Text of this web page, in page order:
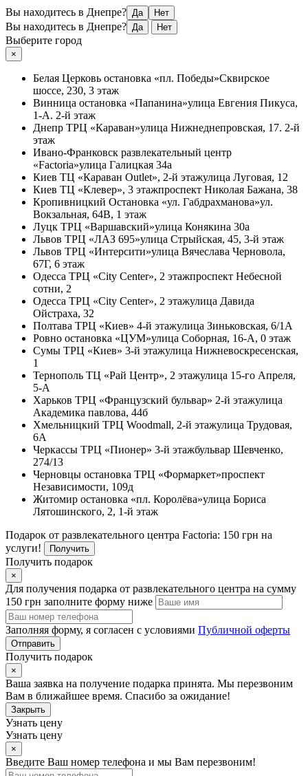
Вы находитесь в Днепре? Да Нет
Вы находитесь в Днепре? Да Нет
Выберите город
×
Белая Церковь остановка «пл. Победы»Сквирское
шоссе, 230, 3 этаж
Винница остановка «Папанина»улица Евгения Пикуса,
1-А. 2-й этаж
Днепр ТРЦ «Караван»улица Нижнеднепровская, 17. 2-й
этаж
Ивано-Франковск развлекательный центр
«Factoria»улица Галицкая 34а
Киев ТЦ «Караван Outlet», 2-й этажулица Луговая, 12
Киев ТЦ «Клевер», 3 этажпроспект Николая Бажана, 38
Кропивницкий Остановка «ул. Габдрахманова»ул.
Вокзальная, 64В, 1 этаж
Луцк ТРЦ «Варшавский»улица Конякина 30а
Львов ТРЦ «ЛАЗ 695»улица Стрыйская, 45, 3-й этаж
Львов ТРЦ «Интерсити»улица Вячеслава Черновола,
67Г, 6 этаж
Одесса ТРЦ «City Center», 2 этажпроспект Небесной
сотни, 2
Одесса ТРЦ «City Center», 2 этажулица Давида
Ойстраха, 32
Полтава ТРЦ «Киев» 4-й этажулица Зиньковская, 6/1А
Ровно остановка «ЦУМ»улица Соборная, 16-А, 0 этаж
Сумы ТРЦ «Киев» 3-й этажулица Нижневоскресенская,
1
Тернополь ТЦ «Рай Центр», 2 этажулица 15-го Апреля,
5-А
Харьков ТРЦ «Французский бульвар» 2-й этажулица
Академика павлова, 44б
Хмельницкий ТРЦ Woodmall, 2-й этажулица Трудовая,
6А
Черкассы ТРЦ «Пионер» 3-й этажбульвар Шевченко,
274/13
Черновцы остановка ТРЦ «Формаркет»проспект
Независимости, 109д
Житомир остановка «пл. Королёва»улица Бориса
Лятошинского, 2, 1-й этаж
Подарок от развлекательного центра Factoria: 150 грн на
услуги!
Получить
Получить подарок
×
Для получения подарка от развлекательного центра на сумму
150 грн заполните форму ниже
Заполняя форму, я согласен с условиями Публичной оферты
Отправить
Получить подарок
×
Ваша заявка на получение подарка принята. Мы перезвоним
Вам в ближайшее время. Спасибо за ожидание!
Закрыть
Узнать цену
Узнать цену
×
Введите Ваш номер телефона и мы Вам перезвоним!